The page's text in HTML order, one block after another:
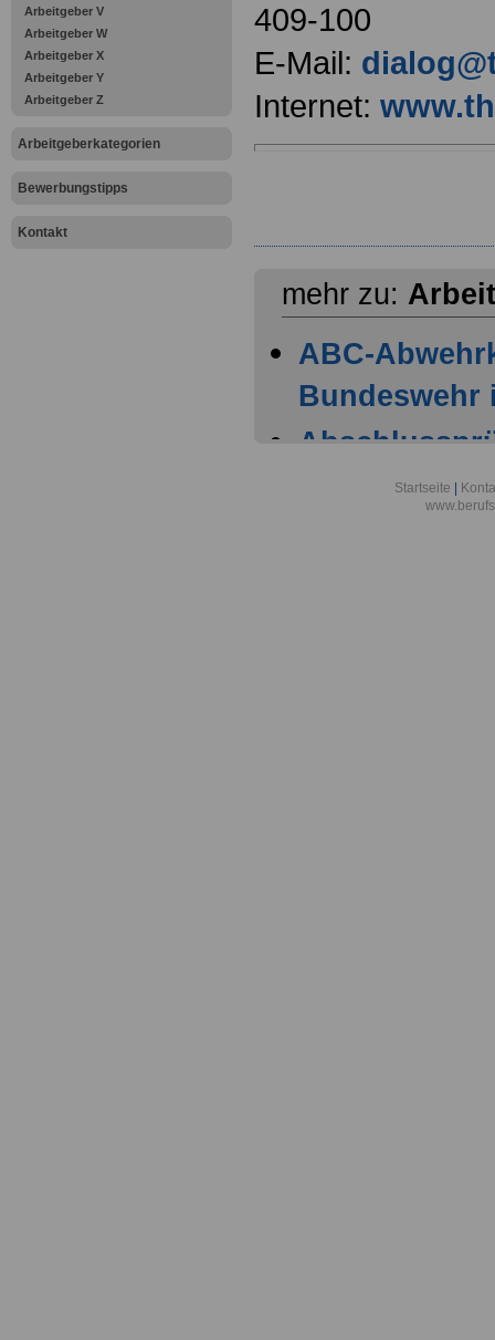
Arbeitgeber V
Arbeitgeber W
Arbeitgeber X
Arbeitgeber Y
Arbeitgeber Z
Arbeitgeberkategorien
Bewerbungstipps
Kontakt
409-100
E-Mail:
Internet:
mehr zu:
ABC-
Bundeswehr
Startseite